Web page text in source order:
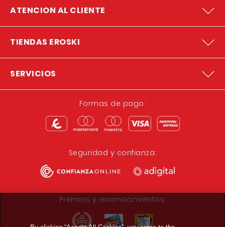
ATENCION AL CLIENTE
TIENDAS EROSKI
SERVICIOS
Formas de pago:
Seguridad y confianza:
Premios y reconocimientos: